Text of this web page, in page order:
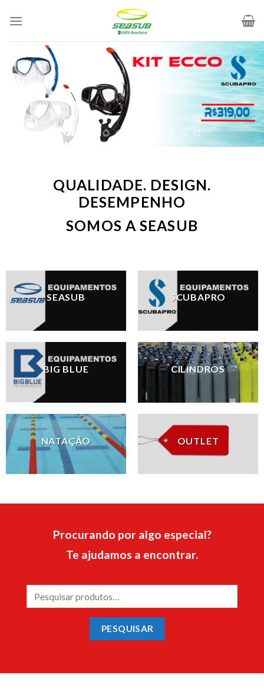
QUALIDADE. DESIGN.
DESEMPENHO
SOMOS A SEASUB
SEASUB SCUBAPRO
BIG BLUE CILINDROS
NATAÇÃO OUTLET
Procurando por algo especial?
Te ajudamos a encontrar.
PESQUISAR